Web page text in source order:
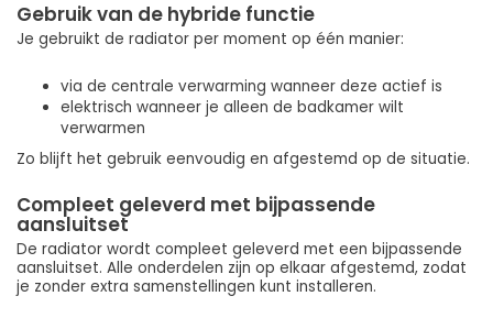
Gebruik van de hybride functie
Je gebruikt de radiator per moment op één manier:
via de centrale verwarming wanneer deze actief is
elektrisch wanneer je alleen de badkamer wilt
verwarmen
Zo blijft het gebruik eenvoudig en afgestemd op de situatie.
Compleet geleverd met bijpassende
aansluitset
De radiator wordt compleet geleverd met een bijpassende
aansluitset. Alle onderdelen zijn op elkaar afgestemd, zodat
je zonder extra samenstellingen kunt installeren.